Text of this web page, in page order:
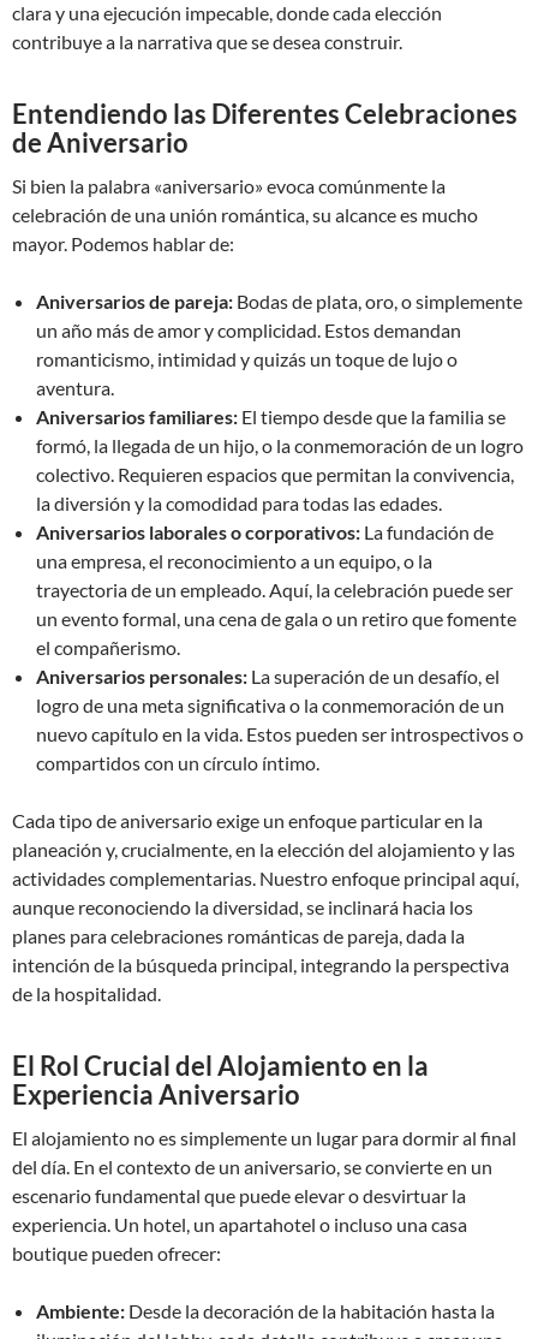
clara y una ejecución impecable, donde cada elección
contribuye a la narrativa que se desea construir.
Entendiendo las Diferentes Celebraciones
de Aniversario
Si bien la palabra «aniversario» evoca comúnmente la
celebración de una unión romántica, su alcance es mucho
mayor. Podemos hablar de:
Aniversarios de pareja: Bodas de plata, oro, o simplemente
un año más de amor y complicidad. Estos demandan
romanticismo, intimidad y quizás un toque de lujo o
aventura.
Aniversarios familiares: El tiempo desde que la familia se
formó, la llegada de un hijo, o la conmemoración de un logro
colectivo. Requieren espacios que permitan la convivencia,
la diversión y la comodidad para todas las edades.
Aniversarios laborales o corporativos: La fundación de
una empresa, el reconocimiento a un equipo, o la
trayectoria de un empleado. Aquí, la celebración puede ser
un evento formal, una cena de gala o un retiro que fomente
el compañerismo.
Aniversarios personales: La superación de un desafío, el
logro de una meta significativa o la conmemoración de un
nuevo capítulo en la vida. Estos pueden ser introspectivos o
compartidos con un círculo íntimo.
Cada tipo de aniversario exige un enfoque particular en la
planeación y, crucialmente, en la elección del alojamiento y las
actividades complementarias. Nuestro enfoque principal aquí,
aunque reconociendo la diversidad, se inclinará hacia los
planes para celebraciones románticas de pareja, dada la
intención de la búsqueda principal, integrando la perspectiva
de la hospitalidad.
El Rol Crucial del Alojamiento en la
Experiencia Aniversario
El alojamiento no es simplemente un lugar para dormir al final
del día. En el contexto de un aniversario, se convierte en un
escenario fundamental que puede elevar o desvirtuar la
experiencia. Un hotel, un apartahotel o incluso una casa
boutique pueden ofrecer:
Ambiente: Desde la decoración de la habitación hasta la